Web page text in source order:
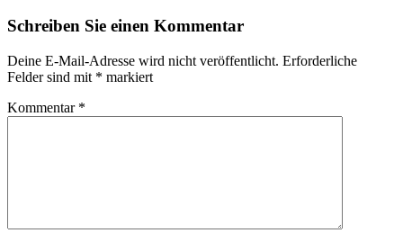
Schreiben Sie einen Kommentar
Deine E-Mail-Adresse wird nicht veröffentlicht. Erforderliche
Felder sind mit * markiert
Kommentar *